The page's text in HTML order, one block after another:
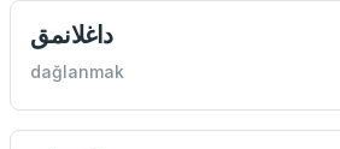
داغلانمق
dağlanmak